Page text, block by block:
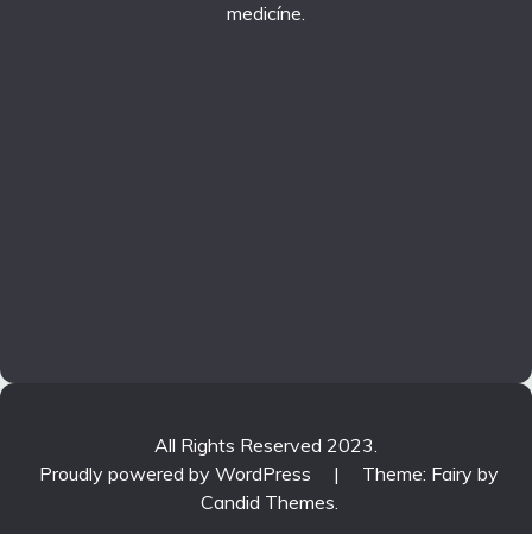
medicíne.
All Rights Reserved 2023.
Proudly powered by WordPress
|
Theme: Fairy by
Candid Themes